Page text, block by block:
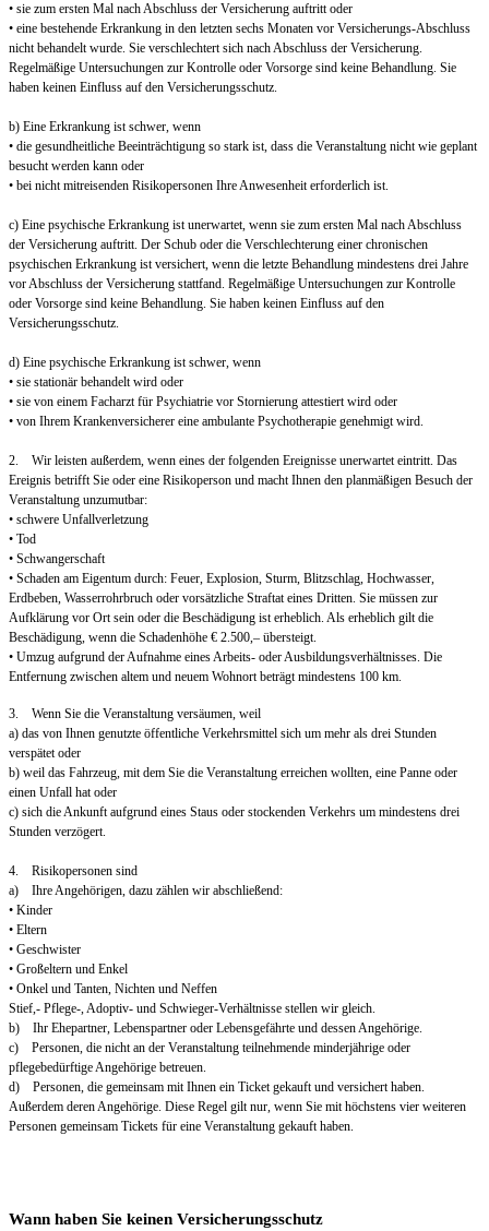
• sie zum ersten Mal nach Abschluss der Versicherung auftritt oder
• eine bestehende Erkrankung in den letzten sechs Monaten vor Versicherungs-Abschluss
nicht behandelt wurde. Sie verschlechtert sich nach Abschluss der Versicherung.
Regelmäßige Untersuchungen zur Kontrolle oder Vorsorge sind keine Behandlung. Sie
haben keinen Einfluss auf den Versicherungsschutz.
b) Eine Erkrankung ist schwer, wenn
• die gesundheitliche Beeinträchtigung so stark ist, dass die Veranstaltung nicht wie geplant
besucht werden kann oder
• bei nicht mitreisenden Risikopersonen Ihre Anwesenheit erforderlich ist.
c) Eine psychische Erkrankung ist unerwartet, wenn sie zum ersten Mal nach Abschluss
der Versicherung auftritt. Der Schub oder die Verschlechterung einer chronischen
psychischen Erkrankung ist versichert, wenn die letzte Behandlung mindestens drei Jahre
vor Abschluss der Versicherung stattfand. Regelmäßige Untersuchungen zur Kontrolle
oder Vorsorge sind keine Behandlung. Sie haben keinen Einfluss auf den
Versicherungsschutz.
d) Eine psychische Erkrankung ist schwer, wenn
• sie stationär behandelt wird oder
• sie von einem Facharzt für Psychiatrie vor Stornierung attestiert wird oder
• von Ihrem Krankenversicherer eine ambulante Psychotherapie genehmigt wird.
2. Wir leisten außerdem, wenn eines der folgenden Ereignisse unerwartet eintritt. Das
Ereignis betrifft Sie oder eine Risikoperson und macht Ihnen den planmäßigen Besuch der
Veranstaltung unzumutbar:
• schwere Unfallverletzung
• Tod
• Schwangerschaft
• Schaden am Eigentum durch: Feuer, Explosion, Sturm, Blitzschlag, Hochwasser,
Erdbeben, Wasserrohrbruch oder vorsätzliche Straftat eines Dritten. Sie müssen zur
Aufklärung vor Ort sein oder die Beschädigung ist erheblich. Als erheblich gilt die
Beschädigung, wenn die Schadenhöhe € 2.500,– übersteigt.
• Umzug aufgrund der Aufnahme eines Arbeits- oder Ausbildungsverhältnisses. Die
Entfernung zwischen altem und neuem Wohnort beträgt mindestens 100 km.
3. Wenn Sie die Veranstaltung versäumen, weil
a) das von Ihnen genutzte öffentliche Verkehrsmittel sich um mehr als drei Stunden
verspätet oder
b) weil das Fahrzeug, mit dem Sie die Veranstaltung erreichen wollten, eine Panne oder
einen Unfall hat oder
c) sich die Ankunft aufgrund eines Staus oder stockenden Verkehrs um mindestens drei
Stunden verzögert.
4. Risikopersonen sind
a) Ihre Angehörigen, dazu zählen wir abschließend:
• Kinder
• Eltern
• Geschwister
• Großeltern und Enkel
• Onkel und Tanten, Nichten und Neffen
Stief,- Pflege-, Adoptiv- und Schwieger-Verhältnisse stellen wir gleich.
b) Ihr Ehepartner, Lebenspartner oder Lebensgefährte und dessen Angehörige.
c) Personen, die nicht an der Veranstaltung teilnehmende minderjährige oder
pflegebedürftige Angehörige betreuen.
d) Personen, die gemeinsam mit Ihnen ein Ticket gekauft und versichert haben.
Außerdem deren Angehörige. Diese Regel gilt nur, wenn Sie mit höchstens vier weiteren
Personen gemeinsam Tickets für eine Veranstaltung gekauft haben.
Wann haben Sie keinen Versicherungsschutz